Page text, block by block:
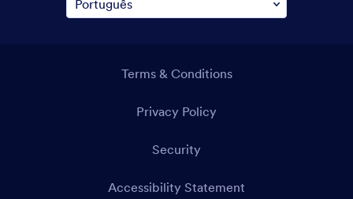
Terms & Conditions
Privacy Policy
Security
Accessibility Statement